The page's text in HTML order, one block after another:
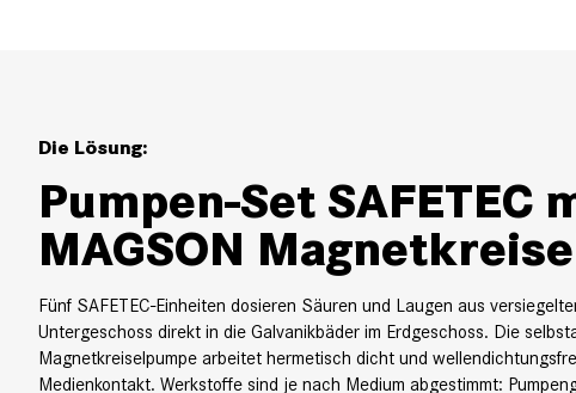
Die Lösung:
Pumpen-Set SAFETEC
MAGSON
Fünf SAFETEC-Einheiten dosieren Säuren und Laugen aus
Untergeschoss direkt in die Galvanikbäder im Erdgeschoss. Die
Magnetkreiselpumpe arbeitet hermetisch dicht und
Medienkontakt. Werkstoffe sind je nach Medium abgestimmt: